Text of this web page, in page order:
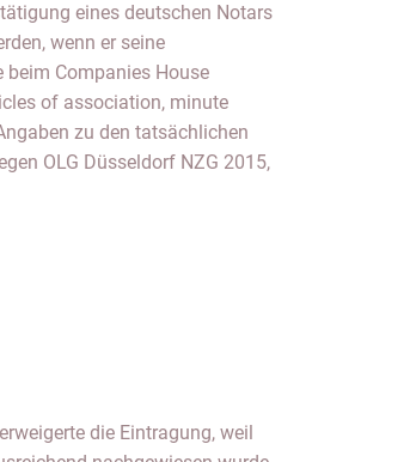
eines deutschen Notars
wenn er seine
Companies House
of association, minute
zu den tatsächlichen
OLG Düsseldorf NZG 2015,